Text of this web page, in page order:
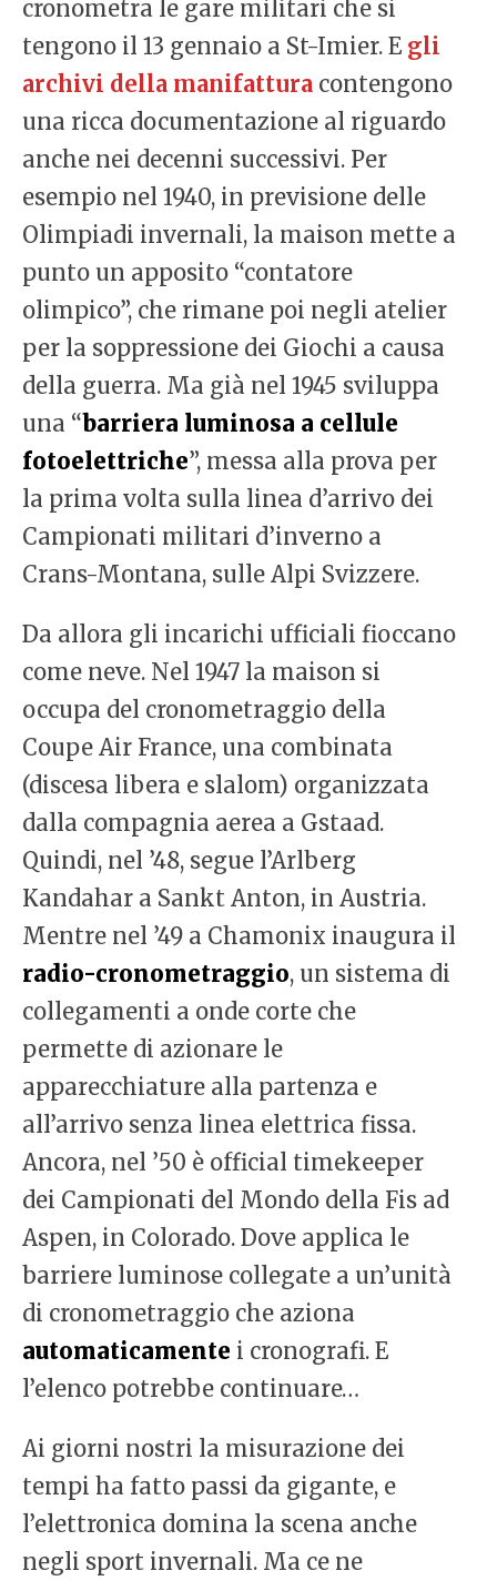
cronometra le gare militari che si
tengono il 13 gennaio a St-Imier. E gli
archivi della manifattura contengono
una ricca documentazione al riguardo
anche nei decenni successivi. Per
esempio nel 1940, in previsione delle
Olimpiadi invernali, la maison mette a
punto un apposito “contatore
olimpico”, che rimane poi negli atelier
per la soppressione dei Giochi a causa
della guerra. Ma già nel 1945 sviluppa
una “barriera luminosa a cellule
fotoelettriche”, messa alla prova per
la prima volta sulla linea d’arrivo dei
Campionati militari d’inverno a
Crans-Montana, sulle Alpi Svizzere.
Da allora gli incarichi ufficiali fioccano
come neve. Nel 1947 la maison si
occupa del cronometraggio della
Coupe Air France, una combinata
(discesa libera e slalom) organizzata
dalla compagnia aerea a Gstaad.
Quindi, nel ’48, segue l’Arlberg
Kandahar a Sankt Anton, in Austria.
Mentre nel ’49 a Chamonix inaugura il
radio-cronometraggio, un sistema di
collegamenti a onde corte che
permette di azionare le
apparecchiature alla partenza e
all’arrivo senza linea elettrica fissa.
Ancora, nel ’50 è official timekeeper
dei Campionati del Mondo della Fis ad
Aspen, in Colorado. Dove applica le
barriere luminose collegate a un’unità
di cronometraggio che aziona
automaticamente i cronografi. E
l’elenco potrebbe continuare…
Ai giorni nostri la misurazione dei
tempi ha fatto passi da gigante, e
l’elettronica domina la scena anche
negli sport invernali. Ma ce ne